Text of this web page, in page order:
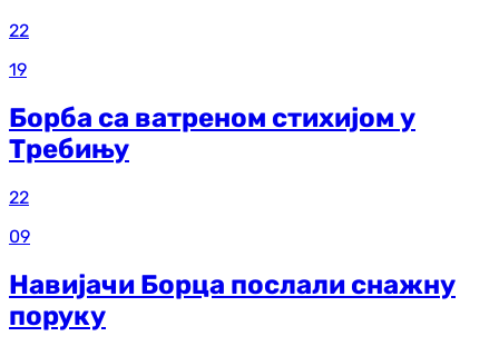
22
19
Борба са ватреном стихијом у
Требињу
22
09
Навијачи Борца послали снажну
поруку